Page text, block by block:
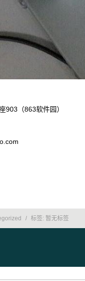
903（863软件园）
/ 标签: 暂无标签